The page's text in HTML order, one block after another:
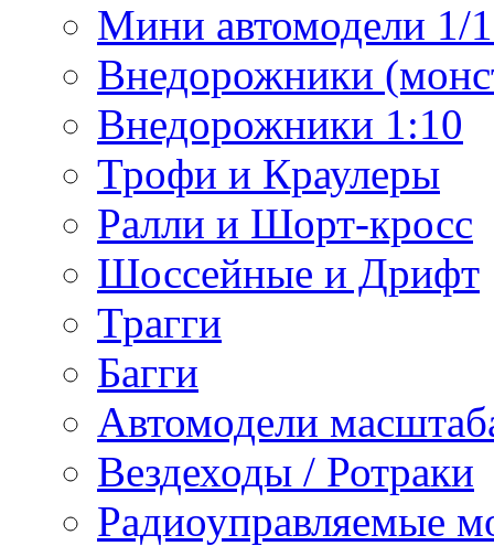
Мини автомодели 1/
Внедорожники
Внедорожники 1:10
Трофи и Краулеры
Ралли и Шорт-кросс
Шоссейные и Дрифт
Трагги
Багги
Автомодели
Вездеходы / Ротраки
Радиоуправляемые